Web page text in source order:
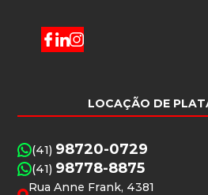
LOCAÇÃO DE
(41) 98720-0729
(41) 98778-8875
Rua Anne Frank, 4381